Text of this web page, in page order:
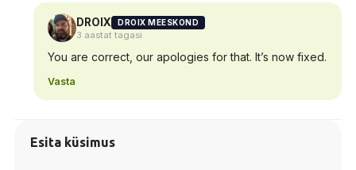
DROIX DROIX MEESKOND
3 aastat tagasi
You are correct, our apologies for that. It’s now fixed.
Vasta
Esita küsimus